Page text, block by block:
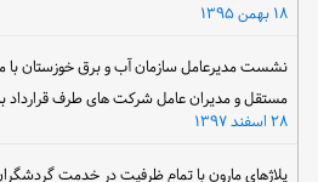
۱۸ بهمن ۱۳۹۵
نشست مدیرعامل سازمان آب و برق خوزستان با
مستقل و مدیران عامل شرکت های طرف قرارداد با
۲۸ اسفند ۱۳۹۷
پلاژهای مارون با تمام ظرفیت در خدمت